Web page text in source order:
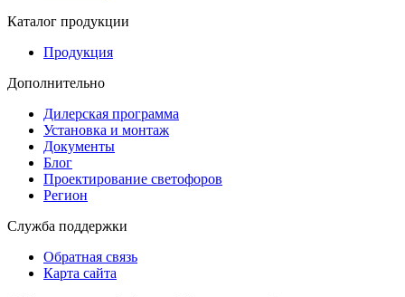
Каталог продукции
Продукция
Дополнительно
Дилерская программа
Установка и монтаж
Документы
Блог
Проектирование светофоров
Регион
Служба поддержки
Обратная связь
Карта сайта